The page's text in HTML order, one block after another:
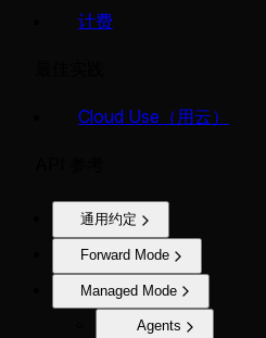
计费
Cloud Use（用云）
通用约定
Forward Mode
Managed Mode
Agents